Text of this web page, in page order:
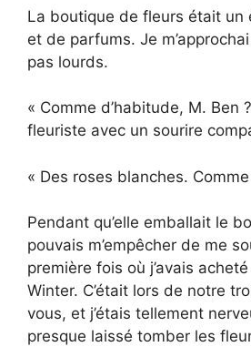
La boutique de fleurs était un
et de parfums. Je
pas lourds.
« Comme d’habitude, M. Ben
fleuriste avec un sourire
« Des roses blanches.
Pendant qu’elle emballait le
pouvais m’empêcher de me
première fois où j’avais
Winter. C’était lors de notre
vous, et j’étais tellement
presque laissé tomber les